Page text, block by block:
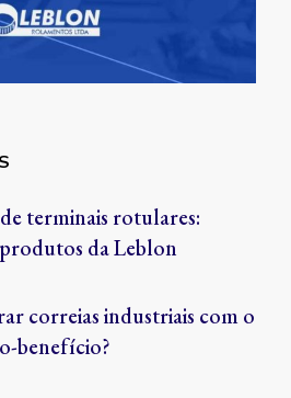
terminais rotulares:
da Leblon
correias industriais com o
benefício?